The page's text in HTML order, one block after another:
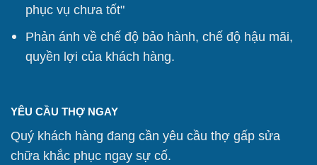
phục vụ chưa tốt"
Phản ánh về chế độ bảo hành, chế độ hậu mãi,
quyền lợi của khách hàng.
YÊU CẦU THỢ NGAY
Quý khách hàng đang cần yêu cầu thợ gấp sửa
chữa khắc phục ngay sự cố.